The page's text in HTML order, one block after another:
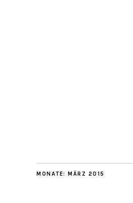
MONATE: MÄRZ 2015